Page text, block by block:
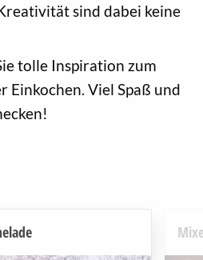
sind dabei keine
tolle Inspiration zum
Einkochen. Viel Spaß und